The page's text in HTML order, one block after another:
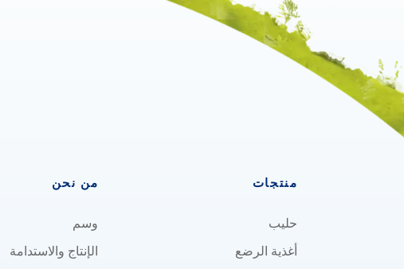
منتجات
حليب
أغذية الرضع
من نحن
وسم
الإنتاج والاستدامة